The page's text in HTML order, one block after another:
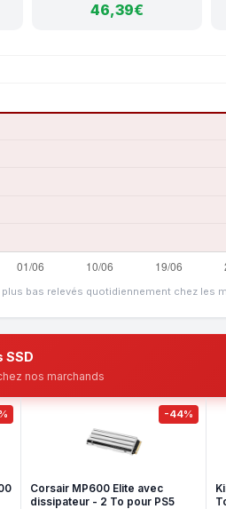
46,39€
plus bas relevés quotidiennement chez les
SSD
nos marchands
-44%
Corsair MP600 Elite avec
dissipateur - 2 To pour PS5